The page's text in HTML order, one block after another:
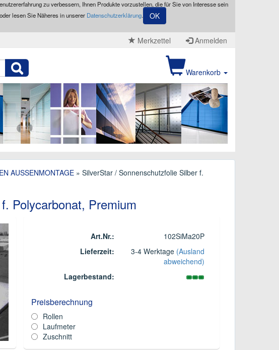
zu verbessern, Ihnen Produkte vorzustellen, die für Sie von Interesse sein
lesen Sie Näheres in unserer Datenschutzerklärung. OK
Merkzettel Anmelden
Warenkorb
AUSSENMONTAGE » SilverStar / Sonnenschutzfolie Silber f.
Polycarbonat, Premium
Art.Nr.:
102SiMa20P
Lieferzeit:
3-4 Werktage (Ausland
abweichend)
Lagerbestand:
Preisberechnung
Rollen
Laufmeter
Zuschnitt